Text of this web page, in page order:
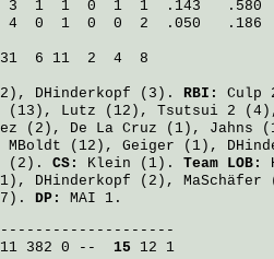
1  1  0  1  1  .143   .580
1  0  0  2  .050   .186
6 11  2  4  8
DHinderkopf (3). RBI: Culp
(13), Lutz (12), Tsutsui 2
(2), De La Cruz (1), Jahns
MBoldt (12), Geiger (1),
(2). CS: Klein (1). Team LOB:
DHinderkopf (2), MaSchäfer
DP:
MAI 1.
382 0 --
15